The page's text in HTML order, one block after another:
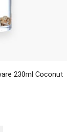
230ml Coconut